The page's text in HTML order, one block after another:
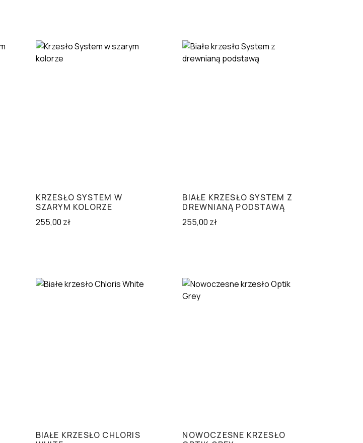
KRZESŁO SYSTEM W
SZARYM KOLORZE
255,00 zł
BIAŁE KRZESŁO SYSTEM Z
DREWNIANĄ PODSTAWĄ
255,00 zł
BIAŁE KRZESŁO CHLORIS
NOWOCZESNE KRZESŁO